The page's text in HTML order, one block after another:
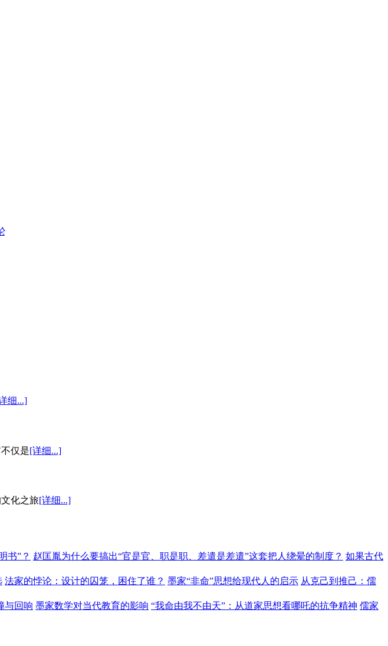
细...]
仅是[详细...]
化之旅[详细...]
书”？ 赵匡胤为什么要搞出“官是官、职是职、差遣是差遣”这套把人绕晕的制度？ 如果古代
法家的悖论：设计的囚笼，困住了谁？ 墨家“非命”思想给现代人的启示 从克己到推己：儒
与回响 墨家数学对当代教育的影响 “我命由我不由天”：从道家思想看哪吒的抗争精神 儒家